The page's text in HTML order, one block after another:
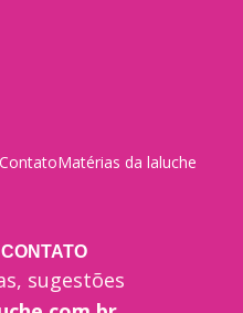
ContatoMatérias da laluche
sugestões